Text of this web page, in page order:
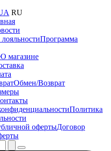
RU
Программа
О магазине
Обмен/Возврат
Политика
Договор